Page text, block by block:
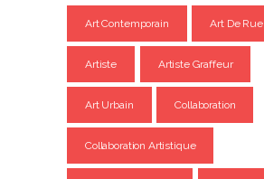
Art Contemporain Art De Rue
Artiste Artiste Graffeur
Art Urbain Collaboration
Collaboration Artistique